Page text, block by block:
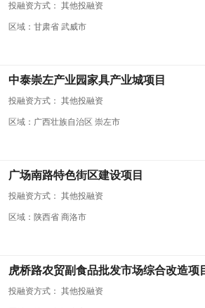
投融资方式： 其他投融资
区域：甘肃省 武威市
中泰崇左产业园家具产业城项目
投融资方式： 其他投融资
区域：广西壮族自治区 崇左市
广场南路特色街区建设项目
投融资方式： 其他投融资
区域：陕西省 商洛市
虎桥路农贸副食品批发市场综合改造项
投融资方式： 其他投融资